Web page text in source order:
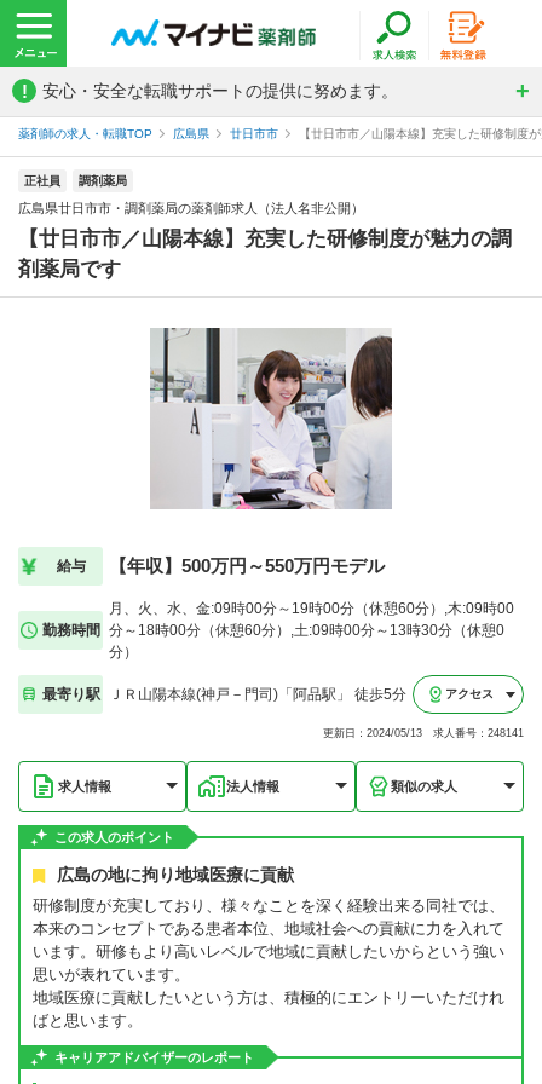
! 安心・安全な転職サポートの提供に努めます。
薬剤師の求人・転職TOP 広島県 廿日市市 【廿日市市／山陽本線】充実した研修制度
正社員 調剤薬局
広島県廿日市市・調剤薬局の薬剤師求人（法人名非公開）
【廿日市市／山陽本線】充実した研修制度が魅力の調
剤薬局です
給与 【年収】500万円～550万円モデル
勤務時間
月、火、水、金:09時00分～19時00分（休憩60分）,木:09時00
分～18時00分（休憩60分）,土:09時00分～13時30分（休憩0
分）
最寄り駅 ＪＲ山陽本線(神戸－門司)「阿品駅」 徒歩5分 アクセス
更新日：2024/05/13 求人番号：248141
求人情報 法人情報 類似の求人
この求人のポイント
広島の地に拘り地域医療に貢献
研修制度が充実しており、様々なことを深く経験出来る同社では、
本来のコンセプトである患者本位、地域社会への貢献に力を入れて
います。研修もより高いレベルで地域に貢献したいからという強い
思いが表れています。
地域医療に貢献したいという方は、積極的にエントリーいただけれ
ばと思います。
キャリアアドバイザーのレポート